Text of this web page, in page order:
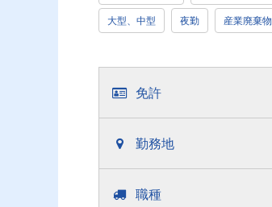
大型、中型 夜勤 産業廃棄物
免許
勤務地
職種